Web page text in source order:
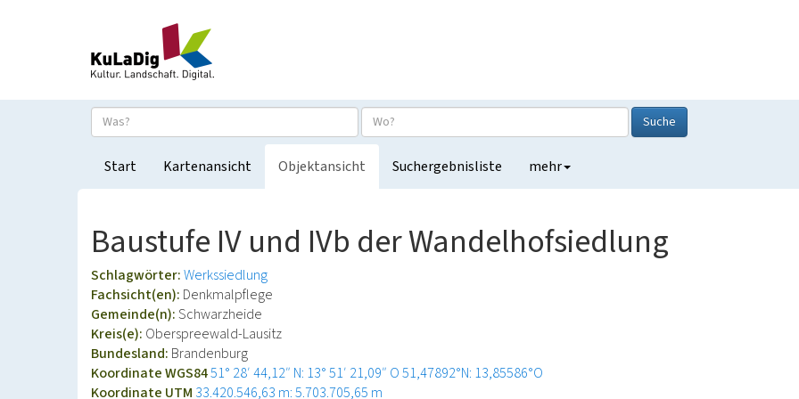
Suche
Start Kartenansicht Objektansicht Suchergebnisliste mehr
Baustufe IV und IVb der Wandelhofsiedlung
Schlagwörter:Werkssiedlung
Fachsicht(en): Denkmalpflege
Gemeinde(n):Schwarzheide
Kreis(e): Oberspreewald-Lausitz
Bundesland: Brandenburg
Koordinate WGS8451° 28′ 44,12″ N: 13° 51′ 21,09″ O51,47892°N: 13,85586°O
Koordinate UTM 33.420.546,63 m: 5.703.705,65 m